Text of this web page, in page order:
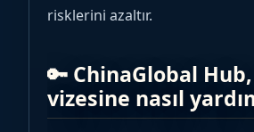
risklerini azaltır.
🔑 ChinaGlobal
vizesine nasıl